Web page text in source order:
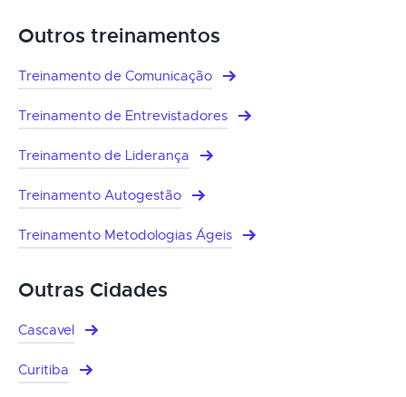
Outros treinamentos
Treinamento de Comunicação
Treinamento de Entrevistadores
Treinamento de Liderança
Treinamento Autogestão
Treinamento Metodologias Ágeis
Outras Cidades
Cascavel
Curitiba